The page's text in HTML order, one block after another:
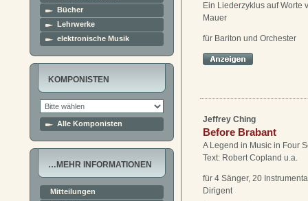
Bücher
Lehrwerke
elektronische Musik
KOMPONISTEN
Alle Komponisten
…MEHR INFORMATIONEN
Mitteilungen
Ein Liederzyklus auf Worte
Mauer
für Bariton und Orchester
Jeffrey Ching
Before Brabant
A Legend in Music in Four
Text: Robert Copland u.a.
für 4 Sänger, 20
Dirigent